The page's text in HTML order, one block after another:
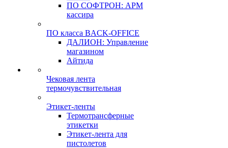
ПО СОФТРОН: АРМ
кассира
ПО класса BACK-OFFICE
ДАЛИОН: Управление
магазином
Айтида
Чековая лента
термочувствительная
Этикет-ленты
Термотрансферные
этикетки
Этикет-лента для
пистолетов